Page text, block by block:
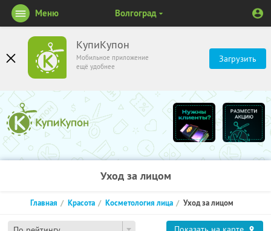
КупиКупон
Мобильное приложение
ещё удобнее
Загрузить
Меню Волгоград
Уход за лицом
Главная Красота Косметология лица Уход за лицом